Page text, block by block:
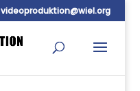
videoproduktion@wiel.org